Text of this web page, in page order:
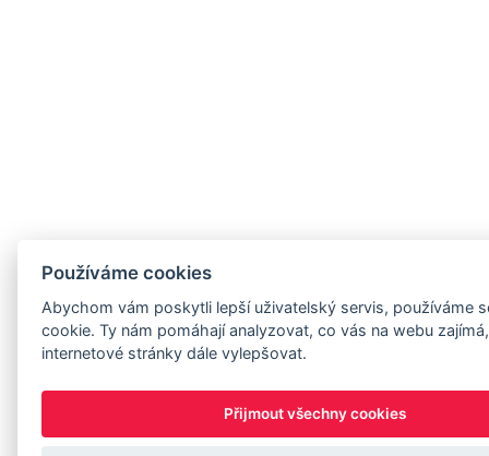
Používáme cookies
Abychom vám poskytli lepší uživatelský servis, používáme
cookie. Ty nám pomáhají analyzovat, co vás na webu
internetové stránky dále vylepšovat.
Přijmout všechny cookies